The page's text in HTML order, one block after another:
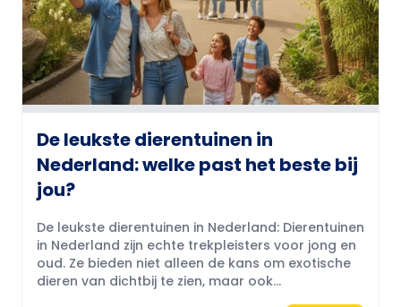
De leukste dierentuinen in
Nederland: welke past het beste bij
jou?
De leukste dierentuinen in Nederland: Dierentuinen
in Nederland zijn echte trekpleisters voor jong en
oud. Ze bieden niet alleen de kans om exotische
dieren van dichtbij te zien, maar ook...